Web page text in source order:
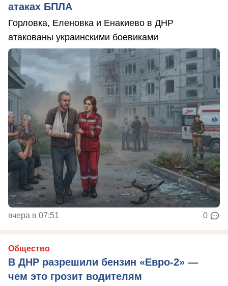
атаках БПЛА
Горловка, Еленовка и Енакиево в ДНР
атакованы украинскими боевиками
вчера в 07:51 0
Общество
В ДНР разрешили бензин «Евро-2» —
чем это грозит водителям